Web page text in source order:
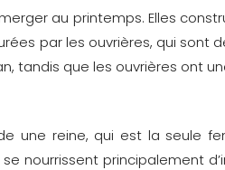
au printemps. Elles
par les ouvrières, qui sont
tandis que les ouvrières ont
une reine, qui est la seule
nourrissent principalement